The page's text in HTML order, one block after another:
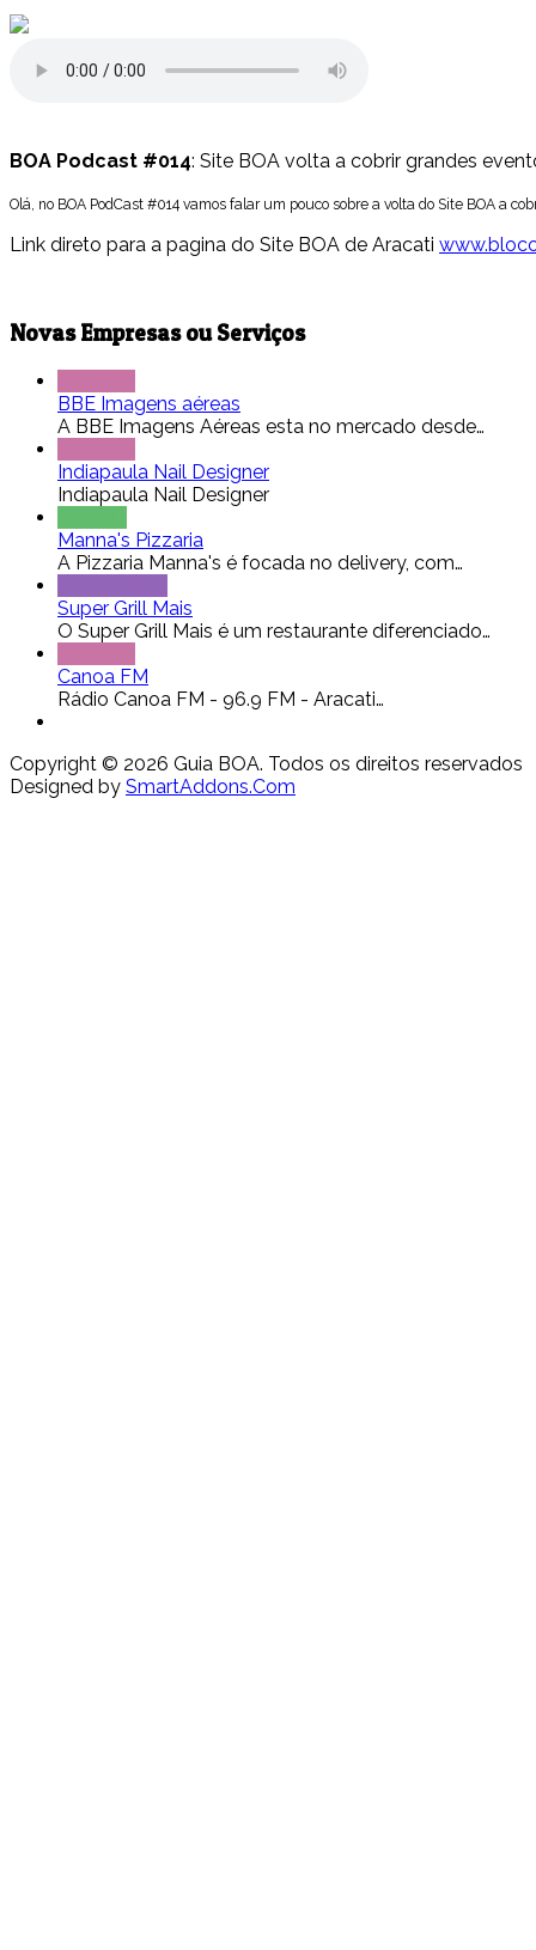
BOA Podcast #014: Site BOA volta a cobrir grandes
Olá, no BOA PodCast #014 vamos falar um pouco sobre a volta do Site BOA a
Link direto para a pagina do Site BOA de Aracati
Novas Empresas ou Serviços
BBE Imagens aéreas
A BBE Imagens Aéreas esta no mercado desde…
Indiapaula Nail Designer
Indiapaula Nail Designer
Manna's Pizzaria
A Pizzaria Manna's é focada no delivery, com…
Super Grill Mais
O Super Grill Mais é um restaurante diferenciado…
Canoa FM
Rádio Canoa FM - 96.9 FM - Aracati…
Copyright © 2026 Guia BOA. Todos os direitos reservados
Designed by SmartAddons.Com